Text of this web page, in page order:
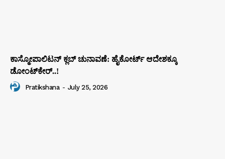
ಕಾಸ್ಮೋಪಾಲಿಟನ್‌ ಕ್ಲಬ್‌ ಚುನಾವಣೆ: ಹೈಕೋರ್ಟ್‌ ಆದೇಶಕ್ಕೂ
ಡೋಂಟ್‌ಕೇರ್‌..!
Pratikshana - July 25, 2026